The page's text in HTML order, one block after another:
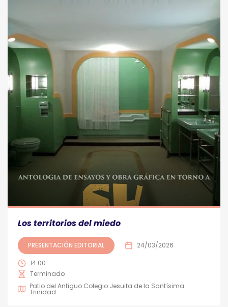
Los territorios del miedo
PRESENTACIÓN EDITORIAL 24/03/2026
14:00
Terminado
Patio del Antiguo Colegio Jesuita de la Santísima
Trinidad